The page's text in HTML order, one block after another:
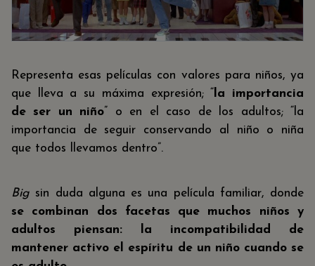
Representa esas películas con valores para niños, ya
que lleva a su máxima expresión; “ la importancia
de ser un niño” o en el caso de los adultos; “la
importancia de seguir conservando al niño o niña
que todos llevamos dentro”.
Big sin duda alguna es una película familiar, donde
se combinan dos facetas que muchos niños y
adultos piensan: la incompatibilidad de
mantener activo el espíritu de un niño cuando se